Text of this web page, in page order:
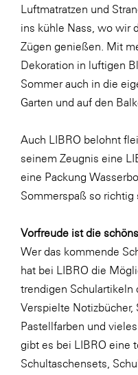
Fressnapf
FRoSTA
FV
Gardena
GBV - Verband
Bauvereinigungen
Getzner
ikp
JELD-WEN DANA
kosaplaner
Libro
Luftmatratzen und
ins kühle Nass, wo wir
Zügen genießen. Mit
Dekoration in luftigen
Sommer auch in die
Garten und auf den
Auch LIBRO belohnt
seinem Zeugnis eine
eine Packung
Sommerspaß so richtig
Vorfreude ist die
Wer das kommende
hat bei LIBRO die
trendigen Schulartikeln
Verspielte Notizbücher,
Pastellfarben und
gibt es bei LIBRO eine
Schultaschensets,